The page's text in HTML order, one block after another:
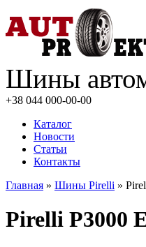
Шины
+38 044 000-00-00
Каталог
Новости
Статьи
Контакты
Главная » Шины Pirelli »
Pirelli P3000